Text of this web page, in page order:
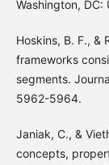
Washington,
Hoskins, B. F., &
frameworks
segments.
5962-5964.
Janiak, C., &
concepts,